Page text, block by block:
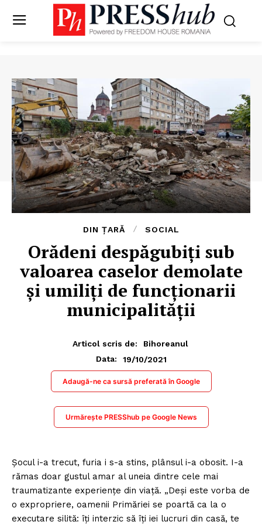
DIN ȚARĂ SOCIAL
Orădeni despăgubiţi sub
valoarea caselor demolate
și umiliţi de funcţionarii
municipalității
Articol scris de:
Bihoreanul
Data:
19/10/2021
Adaugă-ne ca sursă preferată în Google
Urmărește PRESShub pe Google News
Şocul i-a trecut, furia i s-a stins, plânsul i-a obosit. I-a
rămas doar gustul amar al uneia dintre cele mai
traumatizante experienţe din viaţă. „Deşi este vorba de
o expropriere, oamenii Primăriei se poartă ca la o
executare silită: îţi interzic să îţi iei lucruri din casă, te